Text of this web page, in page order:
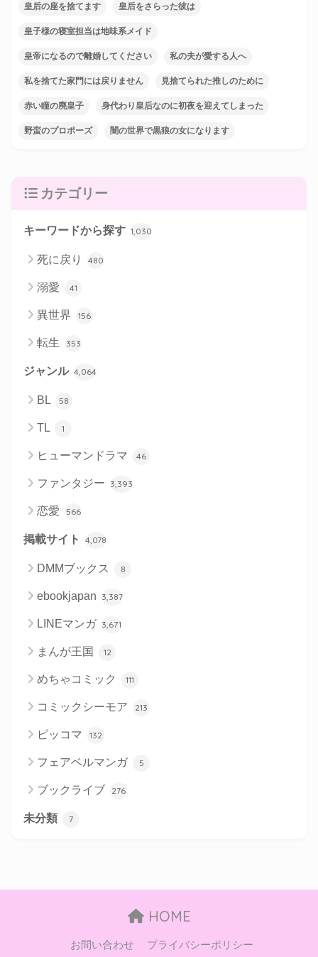
皇后の座を捨てます 皇后をさらった彼は
皇子様の寝室担当は地味系メイド
皇帝になるので離婚してください 私の夫が愛する人へ
私を捨てた家門には戻りません 見捨てられた推しのために
赤い瞳の廃皇子 身代わり皇后なのに初夜を迎えてしまった
野蛮のプロポーズ 闇の世界で黒狼の女になります
カテゴリー
キーワードから探す 1,030
死に戻り 480
溺愛 41
異世界 156
転生 353
ジャンル 4,064
BL 58
TL 1
ヒューマンドラマ 46
ファンタジー 3,393
恋愛 566
掲載サイト 4,078
DMMブックス 8
ebookjapan 3,387
LINEマンガ 3,671
まんが王国 12
めちゃコミック 111
コミックシーモア 213
ピッコマ 132
フェアベルマンガ 5
ブックライブ 276
未分類 7
HOME
お問い合わせ プライバシーポリシー